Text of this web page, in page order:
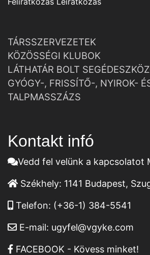
TÁRSSZERVEZETEK
KÖZÖSSÉGI KLUBOK
LÁTHATÁR BOLT
GYÓGY-, FRISSÍTŐ-, NYIROK-
TALPMASSZÁZS
Kontakt infó
Vedd fel velünk a kapcsolatot
Székhely: 1141 Budapest,
Telefon: (+36-1) 384-5541
E-mail: ugyfel@vgyke.com
FACEBOOK - Kövess minket!